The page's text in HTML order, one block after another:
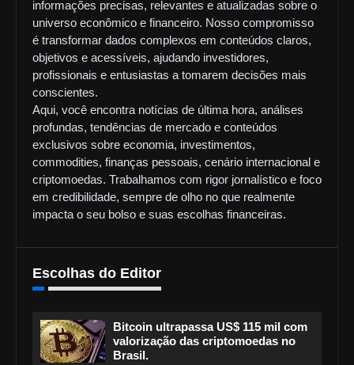
informações precisas, relevantes e atualizadas sobre o
universo econômico e financeiro. Nosso compromisso
é transformar dados complexos em conteúdos claros,
objetivos e acessíveis, ajudando investidores,
profissionais e entusiastas a tomarem decisões mais
conscientes.
Aqui, você encontra notícias de última hora, análises
profundas, tendências de mercado e conteúdos
exclusivos sobre economia, investimentos,
commodities, finanças pessoais, cenário internacional e
criptomoedas. Trabalhamos com rigor jornalístico e foco
em credibilidade, sempre de olho no que realmente
impacta o seu bolso e suas escolhas financeiras.
Escolhas do Editor
Bitcoin ultrapassa US$ 115 mil com
valorização das criptomoedas no
Brasil.